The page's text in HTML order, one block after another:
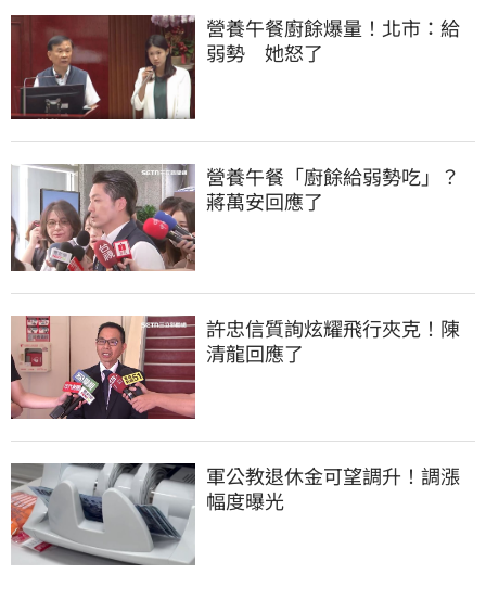
營養午餐廚餘爆量！北市：給
弱勢　她怒了
營養午餐「廚餘給弱勢吃」？
蔣萬安回應了
許忠信質詢炫耀飛行夾克！陳
清龍回應了
軍公教退休金可望調升！調漲
幅度曝光